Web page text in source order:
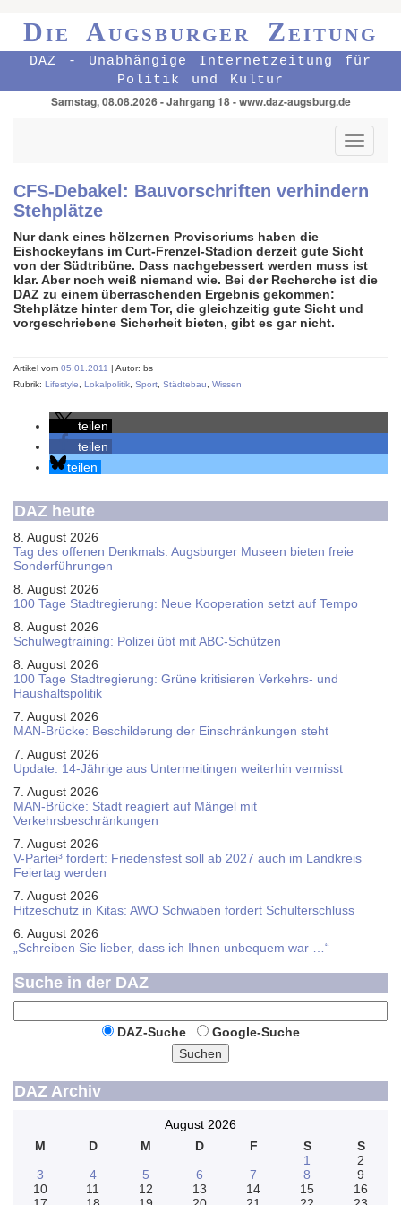
Die Augsburger Zeitung
DAZ - Unabhängige Internetzeitung für
Politik und Kultur
Samstag, 08.08.2026 - Jahrgang 18 - www.daz-augsburg.de
Toggle
CFS-Debakel: Bauvorschriften verhindern
Stehplätze
Nur dank eines hölzernen Provisoriums haben die
Eishockeyfans im Curt-Frenzel-Stadion derzeit gute Sicht
von der Südtribüne. Dass nachgebessert werden muss ist
klar. Aber noch weiß niemand wie. Bei der Recherche ist die
DAZ zu einem überraschenden Ergebnis gekommen:
Stehplätze hinter dem Tor, die gleichzeitig gute Sicht und
vorgeschriebene Sicherheit bieten, gibt es gar nicht.
Artikel vom 05.01.2011 | Autor: bs
Rubrik: Lifestyle Lokalpolitik Sport Städtebau Wissen
teilen
teilen
teilen
DAZ heute
8. August 2026
Tag des offenen Denkmals: Augsburger Museen bieten freie
Sonderführungen
8. August 2026
100 Tage Stadtregierung: Neue Kooperation setzt auf Tempo
8. August 2026
Schul­weg­trai­ning: Poli­zei übt mit ABC-Schüt­zen
8. August 2026
100 Tage Stadtregierung: Grüne kritisieren Verkehrs- und
Haushaltspolitik
7. August 2026
MAN-Brücke: Beschilderung der Einschränkungen steht
7. August 2026
Update: 14-Jährige aus Untermeitingen weiterhin vermisst
7. August 2026
MAN-Brücke: Stadt reagiert auf Mängel mit
Verkehrsbeschränkungen
7. August 2026
V-Partei­³ fordert: Friedens­fest soll ab 2027 auch im Land­kreis
Feier­tag werden
7. August 2026
Hitzeschutz in Kitas: AWO Schwaben fordert Schulterschluss
6. August 2026
„Schreiben Sie lieber, dass ich Ihnen unbequem war …“
Suche in der DAZ
DAZ-Suche
Google-Suche
Suchen
DAZ Archiv
August 2026
M
D M D F S
S
1
2
3
4 5 6 7 8
9
10
11 12 13 14 15
16